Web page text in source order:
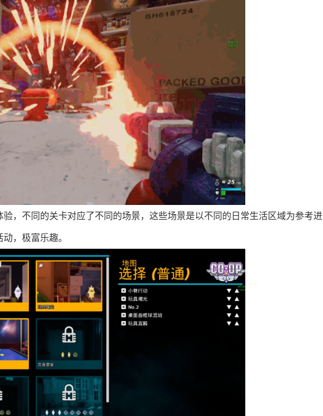
，不同的关卡对应了不同的场景，这些场景是以不同的日常生活区域为参考进
，极富乐趣。